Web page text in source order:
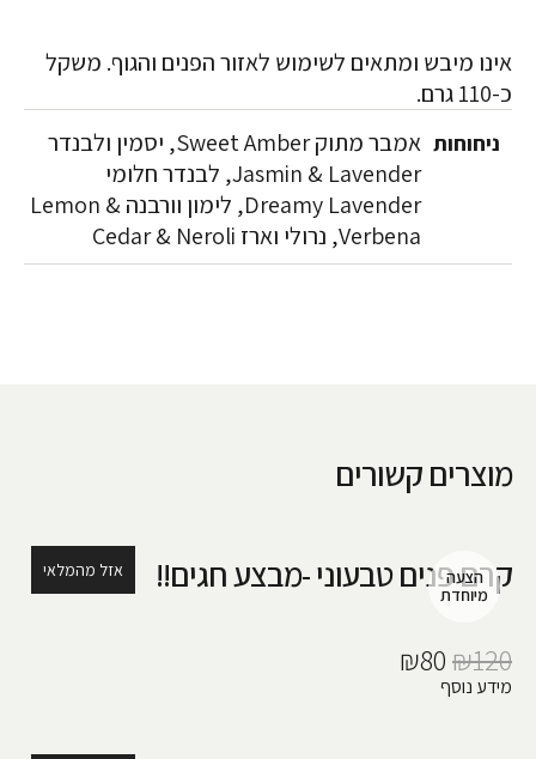
אינו מיבש ומתאים לשימוש לאזור הפנים והגוף. משקל
כ-110 גרם.
ניחוחות
אמבר מתוק Sweet Amber, יסמין ולבנדר
Jasmin & Lavender, לבנדר חלומי
Dreamy Lavender, לימון וורבנה Lemon &
Verbena, נרולי וארז Cedar & Neroli
מוצרים קשורים
אזל מהמלאי קרם פנים טבעוני -מבצע חגים!!
₪120
₪80
מידע נוסף